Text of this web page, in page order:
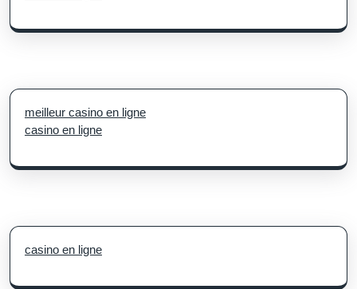
meilleur casino en ligne
casino en ligne
casino en ligne